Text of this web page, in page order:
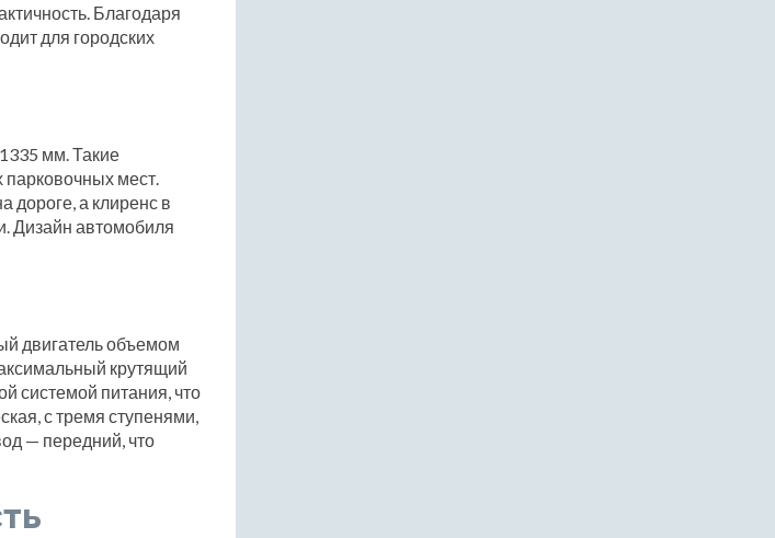
Благодаря
для городских
мм. Такие
мест.
дороге, а клиренс в
Дизайн автомобиля
двигатель объемом
крутящий
системой питания, что
с тремя ступенями,
— передний, что